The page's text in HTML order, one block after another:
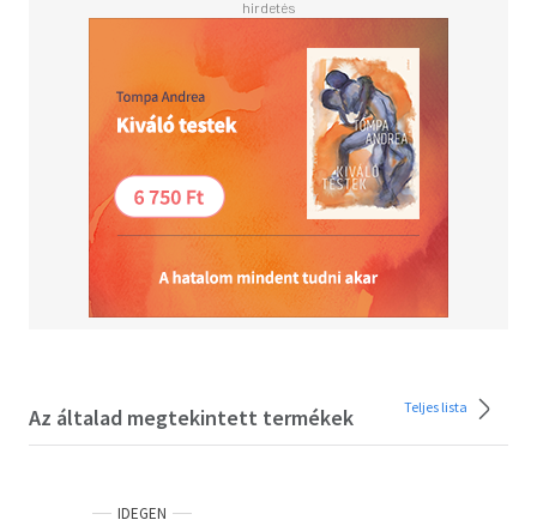
kleinen Bildgeschichten, warum wir im Leben viel Geduld
brauchen. "Gut Ding will Weile haben" ist leicht gesagt,
aber für Kinder schwer zu verstehen. Insbesondere in
unserer heutigen technologisierten Welt, in der scheinbar
alles immer sofort möglich ist. Umso wichtiger ist es,
innezuhalten und die Zeit und den Weg zum Ziel
auszukosten und wertzuschätzen. Wunderschön
ausgestattet mit Goldfolie und Prägung auf dem
Cover.Ausgezeichnet mit dem JugendSachbuchPreis
2025"Warte mal... besticht durch ein besonders
gelungenes Layout mit nicht zu langen Texten und Kinder
sehr ansprechenden Illustrationen."
Theo Kaufmann,
Az általad megtekintett termékek Teljes lista
IDEGEN